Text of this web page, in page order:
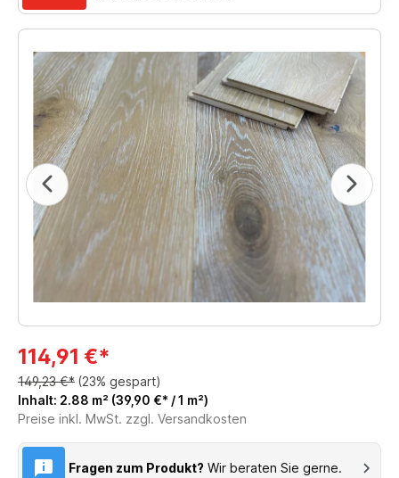
114,91 €*
149,23 €* (23% gespart)
Inhalt: 2.88 m² (39,90 €* / 1 m²)
Preise inkl. MwSt. zzgl. Versandkosten
Fragen zum Produkt? Wir beraten Sie gerne.